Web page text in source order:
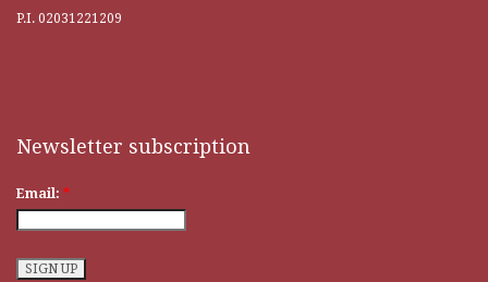
P.I. 02031221209
even down to the most hidden details.
Newsletter subscription
Email: *